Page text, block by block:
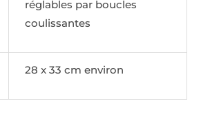
réglables par boucles
coulissantes
28 x 33 cm environ